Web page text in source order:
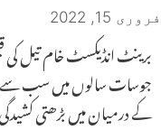
فروری 15, 2022
جوسات سالوں میں سب سے
کے درمیان میں بڑھتی